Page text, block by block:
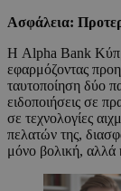
Ασφάλεια:
Η Alpha Bank
εφαρμόζοντας
ταυτοποίηση δύο
ειδοποιήσεις σε
σε τεχνολογίες
πελατών της,
μόνο βολική, αλλά